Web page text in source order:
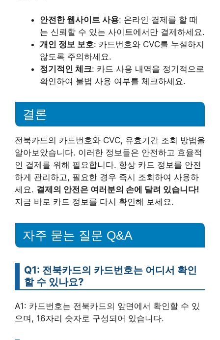
안전한 웹사이트 사용: 온라인 결제를 할 때
는 신뢰할 수 있는 사이트에서만 결제하세요.
개인 정보 보호: 카드번호와 CVC를 누설하지
않도록 주의하세요.
정기적인 체크: 카드 사용 내역을 정기적으로
확인하여 불법 사용 여부를 체크하세요.
결론
전북카드의 카드번호와 CVC, 유효기간 조회 방법을
알아보았습니다. 이러한 정보들은 안전하고 효율적
인 결제를 위해 필요합니다. 항상 카드 정보를 안전
하게 관리하고, 필요한 경우 즉시 조회하여 사용하
세요. 결제의 안전은 여러분의 손에 달려 있습니다!
지금 바로 카드 정보를 다시 확인해 보세요.
자주 묻는 질문 Q&A
Q1: 전북카드의 카드번호는 어디서 확인
할 수 있나요?
A1: 카드번호는 전북카드의 앞면에서 확인할 수 있
으며, 16자리 숫자로 구성되어 있습니다.